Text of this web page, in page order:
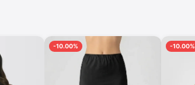
-10.00% -10.00%